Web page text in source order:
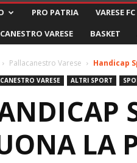
PRO PATRIA VARESE FC
VARESE
BASKET
Pallacanestro Varese Handicap
VARESE ALTRI SPORT
LA